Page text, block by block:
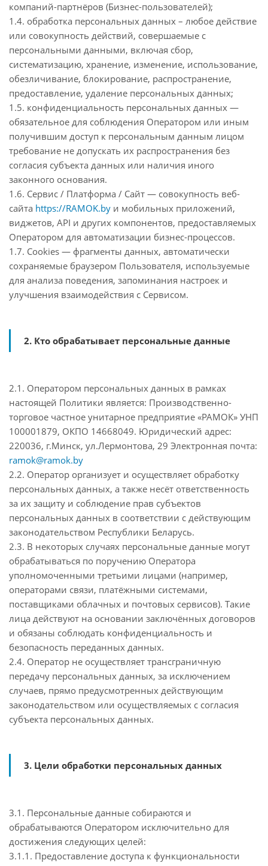
компаний-партнёров (Бизнес-пользователей);
1.4. обработка персональных данных – любое действие
или совокупность действий, совершаемые с
персональными данными, включая сбор,
систематизацию, хранение, изменение, использование,
обезличивание, блокирование, распространение,
предоставление, удаление персональных данных;
1.5. конфиденциальность персональных данных —
обязательное для соблюдения Оператором или иным
получившим доступ к персональным данным лицом
требование не допускать их распространения без
согласия субъекта данных или наличия иного
законного основания.
1.6. Сервис / Платформа / Сайт — совокупность веб-
сайта https://RAMOK.by и мобильных приложений,
виджетов, API и других компонентов, предоставляемых
Оператором для автоматизации бизнес-процессов.
1.7. Cookies — фрагменты данных, автоматически
сохраняемые браузером Пользователя, используемые
для анализа поведения, запоминания настроек и
улучшения взаимодействия с Сервисом.
2. Кто обрабатывает персональные данные
2.1. Оператором персональных данных в рамках
настоящей Политики является: Производственно-
торговое частное унитарное предприятие «РАМОК» УНП
100001879, ОКПО 14668049. Юридический адрес:
220036, г.Минск, ул.Лермонтова, 29 Электронная почта:
ramok@ramok.by
2.2. Оператор организует и осуществляет обработку
персональных данных, а также несёт ответственность
за их защиту и соблюдение прав субъектов
персональных данных в соответствии с действующим
законодательством Республики Беларусь.
2.3. В некоторых случаях персональные данные могут
обрабатываться по поручению Оператора
уполномоченными третьими лицами (например,
операторами связи, платёжными системами,
поставщиками облачных и почтовых сервисов). Такие
лица действуют на основании заключённых договоров
и обязаны соблюдать конфиденциальность и
безопасность переданных данных.
2.4. Оператор не осуществляет трансграничную
передачу персональных данных, за исключением
случаев, прямо предусмотренных действующим
законодательством или осуществляемых с согласия
субъекта персональных данных.
3. Цели обработки персональных данных
3.1. Персональные данные собираются и
обрабатываются Оператором исключительно для
достижения следующих целей:
3.1.1. Предоставление доступа к функциональности